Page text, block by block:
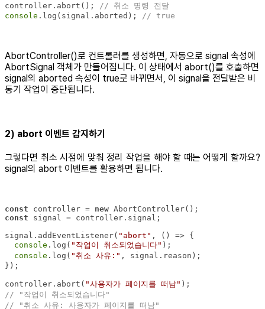
controller.abort();
// 취소 명령 전달
console .log(signal.aborted); // true
AbortController()로 컨트롤러를 생성하면, 자동으로 signal 속성에
AbortSignal 객체가 만들어집니다. 이 상태에서 abort()를 호출하면
signal의 aborted 속성이 true로 바뀌면서, 이 signal을 전달받은 비
동기 작업이 중단됩니다.
2) abort 이벤트 감지하기
그렇다면 취소 시점에 맞춰 정리 작업을 해야 할 때는 어떻게 할까요?
signal의 abort 이벤트를 활용하면 됩니다.
const controller = new
const
signal.addEventListener( "abort" , () =>
console .log( "작업이 취소되었습니다"
console .log( "취소 사유:"
controller.abort( "사용자가 페이지를 떠남"
// "작업이 취소되었습니다"
// "취소 사유: 사용자가 페이지를 떠남"